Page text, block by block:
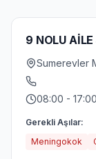
9 NOLU
Sumerevler
08:00 -
Gerekli Aşılar:
Meningokok